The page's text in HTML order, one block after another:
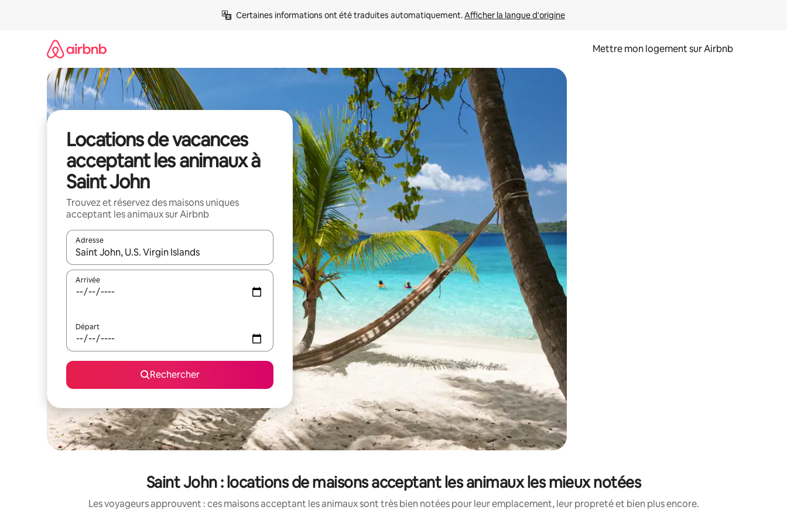
Certaines informations ont été traduites automatiquement. Afficher la langue d'origine
Mettre mon logement sur Airbnb
Locations de vacances
acceptant les animaux à
Saint John
Trouvez et réservez des maisons uniques
acceptant les animaux sur Airbnb
Adresse
Lorsque les résultats s'affichent, utilisez les flèches vers le haut et vers le bas pour les parcourir ou en appuyant et en faisant glisser.
Arrivée
Départ
Rechercher
Saint John : locations de maisons acceptant les animaux les mieux notées
Les voyageurs approuvent : ces maisons acceptant les animaux sont très bien notées pour leur emplacement, leur propreté et bien plus encore.